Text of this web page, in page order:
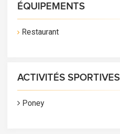
ÉQUIPEMENTS
Restaurant
ACTIVITÉS SPORTIVES
Poney